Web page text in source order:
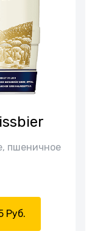
пшеничное
Руб.